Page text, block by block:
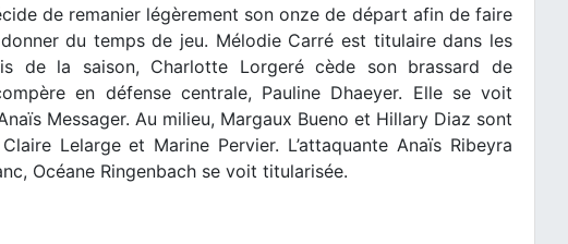
de remanier légèrement son onze de départ afin de faire
du temps de jeu. Mélodie Carré est titulaire dans les
de la saison, Charlotte Lorgeré cède son brassard de
en défense centrale, Pauline Dhaeyer. Elle se voit
Messager. Au milieu, Margaux Bueno et Hillary Diaz sont
Lelarge et Marine Pervier. L’attaquante Anaïs Ribeyra
Océane Ringenbach se voit titularisée.